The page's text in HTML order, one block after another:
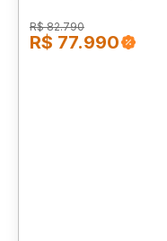
R$ 82.790
R$ 77.990